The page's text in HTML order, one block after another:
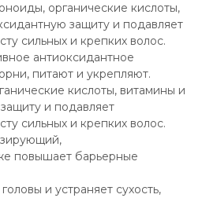
органические кислоты,
защиту и подавляет
сильных и крепких волос.
антиоксидантное
питают и укрепляют.
кислоты, витамины и
и подавляет
сильных и крепких волос.
повышает барьерные
и устраняет сухость,